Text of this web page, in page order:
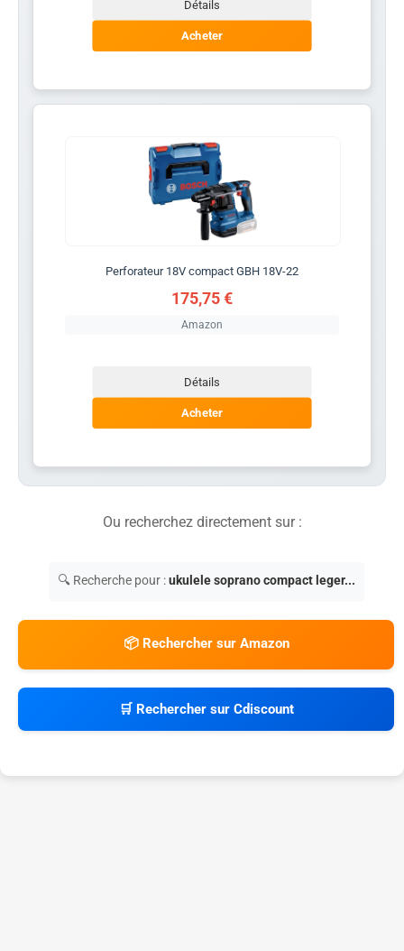
Détails
Acheter
Perforateur 18V compact GBH 18V-22
175,75 €
Amazon
Détails
Acheter
Ou recherchez directement sur :
🔍 Recherche pour :ukulele soprano compact leger...
📦 Rechercher sur Amazon
🛒 Rechercher sur Cdiscount